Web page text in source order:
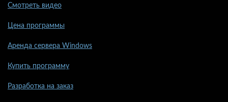
Смотреть видео
Цена программы
Аренда сервера Windows
Купить программу
Разработка на заказ